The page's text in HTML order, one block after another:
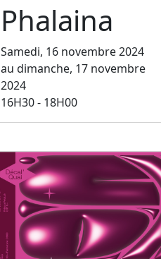
Phalaina
Samedi, 16 novembre 2024
au dimanche, 17 novembre
2024
16H30 - 18H00